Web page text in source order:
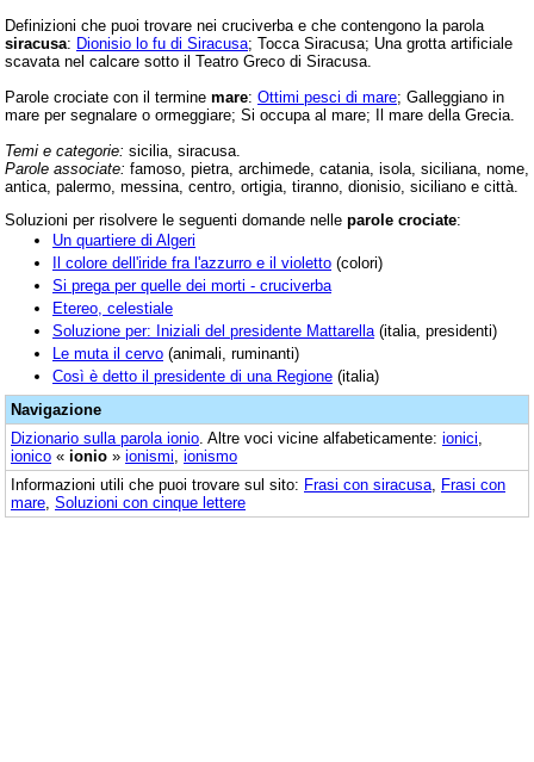
Definizioni che puoi trovare nei cruciverba e che contengono la parola
siracusa: Dionisio lo fu di Siracusa; Tocca Siracusa; Una grotta artificiale
scavata nel calcare sotto il Teatro Greco di Siracusa.
Parole crociate con il termine mare: Ottimi pesci di mare; Galleggiano in
mare per segnalare o ormeggiare; Si occupa al mare; Il mare della Grecia.
Temi e categorie: sicilia, siracusa.
Parole associate: famoso, pietra, archimede, catania, isola, siciliana, nome,
antica, palermo, messina, centro, ortigia, tiranno, dionisio, siciliano e città.
Soluzioni per risolvere le seguenti domande nelle parole crociate:
Un quartiere di Algeri
Il colore dell'iride fra l'azzurro e il violetto (colori)
Si prega per quelle dei morti - cruciverba
Etereo, celestiale
Soluzione per: Iniziali del presidente Mattarella (italia, presidenti)
Le muta il cervo (animali, ruminanti)
Così è detto il presidente di una Regione (italia)
Navigazione
Dizionario sulla parola ionio . Altre voci vicine alfabeticamente: ionici
ionico « ionio » ionismi ionismo
Informazioni utili che puoi trovare sul sito: Frasi con siracusa Frasi con
mare Soluzioni con cinque lettere